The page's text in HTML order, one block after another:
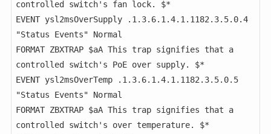
controlled switch's fan lock. $*
EVENT ysl2msOverSupply .1.3.6.1.4.1.1182.3.5.0.4
"Status Events" Normal
FORMAT ZBXTRAP $aA This trap signifies that a
controlled switch's PoE over supply. $*
EVENT ysl2msOverTemp .1.3.6.1.4.1.1182.3.5.0.5
"Status Events" Normal
FORMAT ZBXTRAP $aA This trap signifies that a
controlled switch's over temperature. $*